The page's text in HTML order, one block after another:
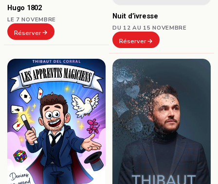
Hugo 1802
LE 7 NOVEMBRE
Réserver
Nuit d’ivresse
DU 12 AU 15 NOVEMBRE
Réserver